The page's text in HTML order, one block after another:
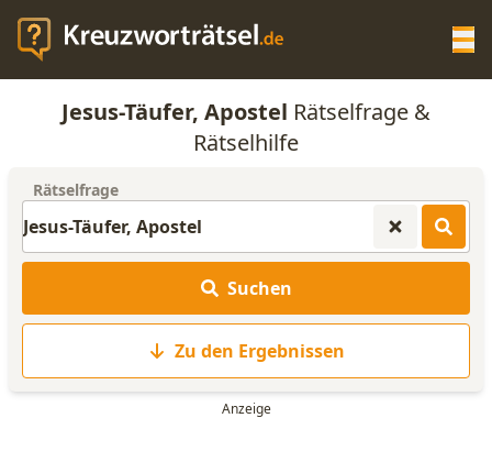
KREUZWORTRÄTSEL-HILFE
ANAGRAMM-GENERATOR
WORTLISTE
Jesus-Täufer, Apostel Rätselfrage &
Rätselhilfe
Rätselfrage
Suchen
Zu den Ergebnissen